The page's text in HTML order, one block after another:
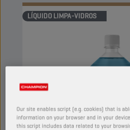
LÍQUIDO LIMPA-VIDROS
Our site enables script (e.g. cookies) that is
information on your browser and in your
this script includes data related to your